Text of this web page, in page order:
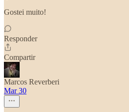
Gostei muito!
Responder
Compartir
Marcos Reverberi
Mar 30